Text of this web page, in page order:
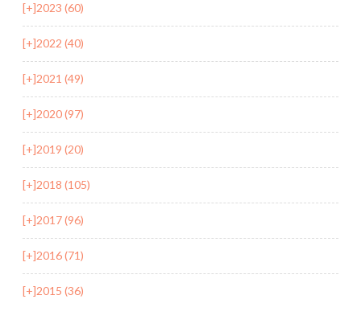
[+]2023 (60)
[+]2022 (40)
[+]2021 (49)
[+]2020 (97)
[+]2019 (20)
[+]2018 (105)
[+]2017 (96)
[+]2016 (71)
[+]2015 (36)